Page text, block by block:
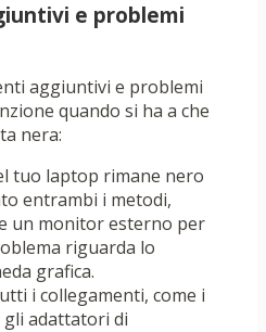
e problemi
aggiuntivi e problemi
quando si ha a che
nera:
tuo laptop rimane nero
entrambi i metodi,
un monitor esterno per
riguarda lo
grafica.
i collegamenti, come i
gli adattatori di